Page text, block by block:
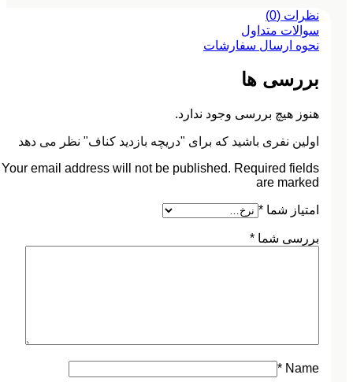
نظرات (0)
سوالات متداول
نحوه ارسال سفارشات
بررسی ها
هنوز هیچ بررسی وجود ندارد.
اولین نفری باشید که برای "دریچه بازدید کناف" نظر می دهد
Your email address will not be published. Required fields
are marked
امتیاز شما *
بررسی شما *
Name
*